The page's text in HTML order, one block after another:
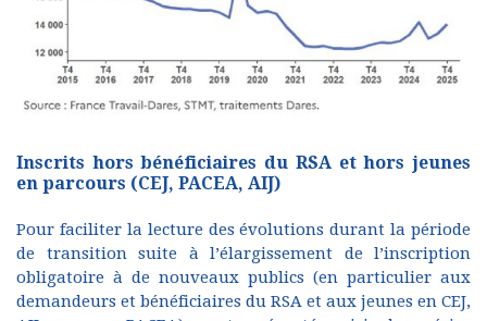
Inscrits hors bénéficiaires du RSA et hors jeunes
en parcours (CEJ, PACEA, AIJ)
Pour faciliter la lecture des évolutions durant la période
de transition suite à l’élargissement de l’inscription
obligatoire à de nouveaux publics (en particulier aux
demandeurs et bénéficiaires du RSA et aux jeunes en CEJ,